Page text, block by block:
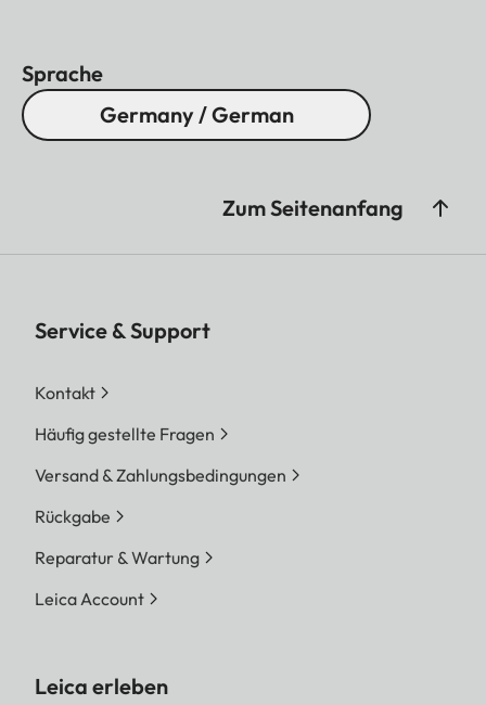
Sprache
Germany / German
Zum Seitenanfang
Service & Support
Kontakt
Häufig gestellte Fragen
Versand & Zahlungsbedingungen
Rückgabe
Reparatur & Wartung
Leica Account
Leica erleben